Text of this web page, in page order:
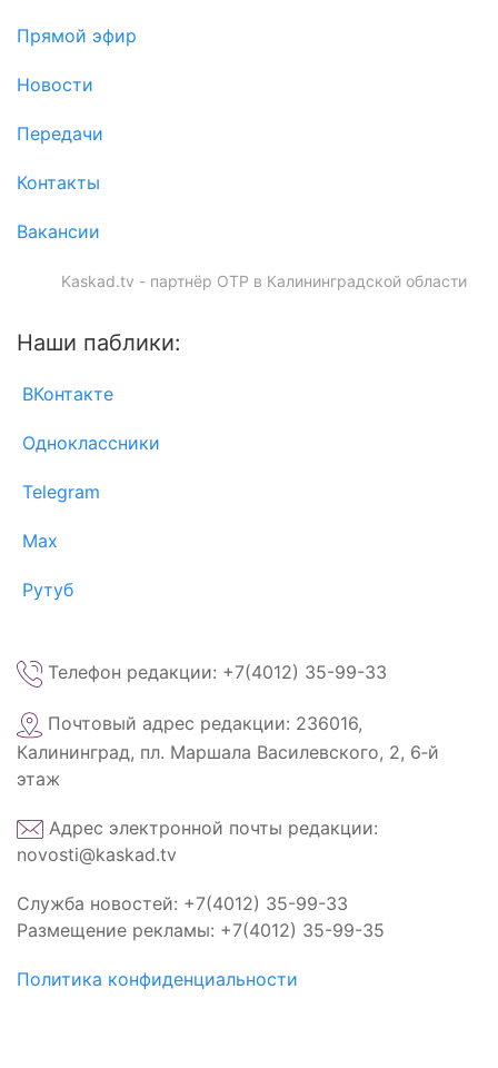
Прямой эфир
Новости
Передачи
Контакты
Вакансии
Kaskad.tv - партнёр ОТР в Калининградской области
Наши паблики:
ВКонтакте
Одноклассники
Telegram
Max
Рутуб
Телефон редакции: +7(4012) 35-99-33
Почтовый адрес редакции: 236016,
Калининград, пл. Маршала Василевского, 2, 6‑й
этаж
Адрес электронной почты редакции:
novosti@kaskad.tv
Служба новостей: +7(4012) 35-99-33
Размещение рекламы: +7(4012) 35-99-35
Политика конфиденциальности